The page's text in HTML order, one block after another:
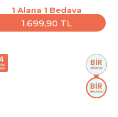
Çocuk Cırt Cırtlı Lila Günlük
Spor Ayakkabısı
1 Alana 1 Bedava
1.699,90 TL